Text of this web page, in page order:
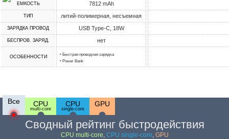
ЕМКОСТЬ 7812 mAh
ТИП литий-полимерная, несъемная
ЗАРЯДКА ПРОВОД USB Type-C, 18W
БЕСПРОВ. ЗАРЯД. нет
ОСОБЕННОСТИ
• Быстрая проводная зарядка
• Power Bank
Все CPU
multi-core
CPU
single-core
GPU
Сводный рейтинг быстродействия
CPU multi-core, CPU single-core, GPU